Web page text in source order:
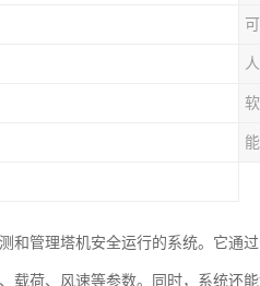
和管理塔机安全运行的系统。它通
载荷、风速等参数。同时，系统还